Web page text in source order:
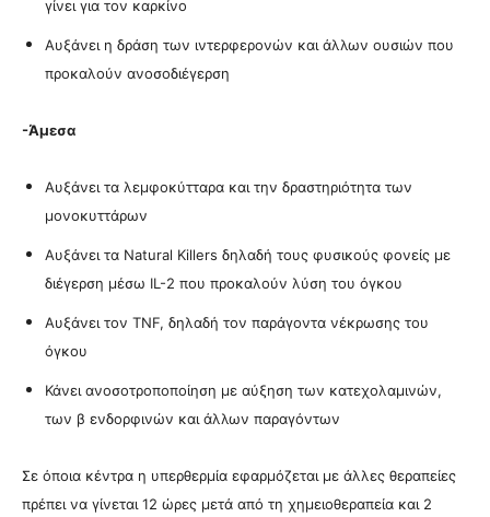
γίνει για τον καρκίνο
Αυξάνει η δράση των ιντερφερονών και άλλων ουσιών που
προκαλούν ανοσοδιέγερση
-Άμεσα
Αυξάνει τα λεμφοκύτταρα και την δραστηριότητα των
μονοκυττάρων
Αυξάνει τα Natural Killers δηλαδή τους φυσικούς φονείς με
διέγερση μέσω IL-2 που προκαλούν λύση του όγκου
Αυξάνει τον TNF, δηλαδή τον παράγοντα νέκρωσης του
όγκου
Κάνει ανοσοτροποποίηση με αύξηση των κατεχολαμινών,
των β ενδορφινών και άλλων παραγόντων
Σε όποια κέντρα η υπερθερμία εφαρμόζεται με άλλες θεραπείες
πρέπει να γίνεται 12 ώρες μετά από τη χημειοθεραπεία και 2